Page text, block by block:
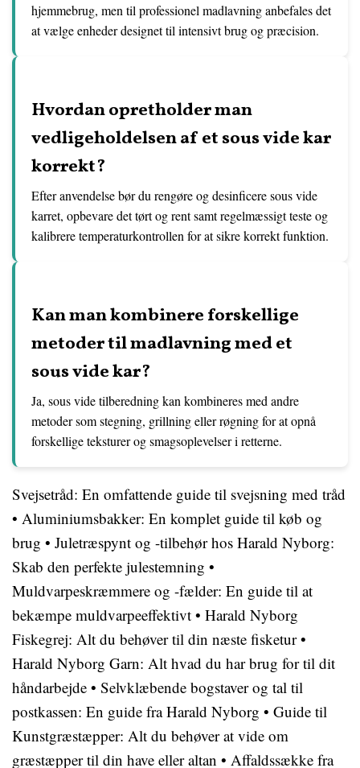
hjemmebrug, men til professionel madlavning anbefales det
at vælge enheder designet til intensivt brug og præcision.
Hvordan opretholder man
vedligeholdelsen af et sous vide kar
korrekt?
Efter anvendelse bør du rengøre og desinficere sous vide
karret, opbevare det tørt og rent samt regelmæssigt teste og
kalibrere temperaturkontrollen for at sikre korrekt funktion.
Kan man kombinere forskellige
metoder til madlavning med et
sous vide kar?
Ja, sous vide tilberedning kan kombineres med andre
metoder som stegning, grillning eller røgning for at opnå
forskellige teksturer og smagsoplevelser i retterne.
Svejsetråd: En omfattende guide til svejsning med tråd
• Aluminiumsbakker: En komplet guide til køb og
brug • Juletræspynt og -tilbehør hos Harald Nyborg:
Skab den perfekte julestemning •
Muldvarpeskræmmere og -fælder: En guide til at
bekæmpe muldvarpeeffektivt • Harald Nyborg
Fiskegrej: Alt du behøver til din næste fisketur•
Harald Nyborg Garn: Alt hvad du har brug for til dit
håndarbejde • Selvklæbende bogstaver og tal til
postkassen: En guide fra Harald Nyborg • Guide til
Kunstgræstæpper: Alt du behøver at vide om
græstæpper til din have eller altan • Affaldssække fra